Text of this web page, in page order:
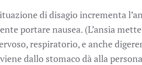
di disagio incrementa
portare nausea. (L’ansia
respiratorio, e anche
dallo stomaco dà alla